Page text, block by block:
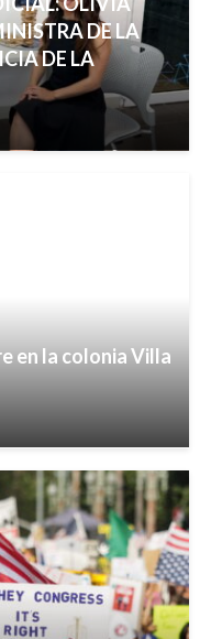
DE LA
DE LA
en la colonia Villa